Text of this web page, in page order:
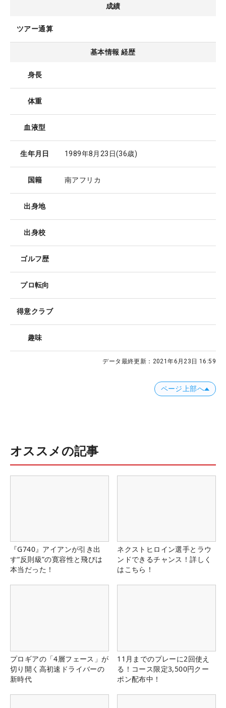
成績
ツアー通算
基本情報 経歴
身長
体重
血液型
生年月日 1989年8月23日(36歳)
国籍 南アフリカ
出身地
出身校
ゴルフ歴
プロ転向
得意クラブ
趣味
データ最終更新： 2021年6月23日 16:59
ページ上部へ
オススメの記事
『G740』アイアンが引き出
す“反則級”の寛容性と飛びは
本当だった！
ネクストヒロイン選手とラウ
ンドできるチャンス！詳しく
はこちら！
プロギアの「4層フェース」が
切り開く高初速ドライバーの
新時代
11月までのプレーに2回使え
る！コース限定3,500円クー
ポン配布中！